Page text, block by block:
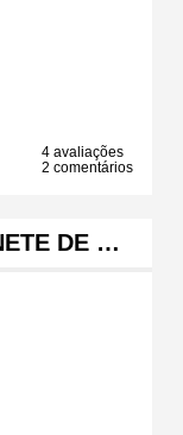
4 avaliações
2 comentários
DE …